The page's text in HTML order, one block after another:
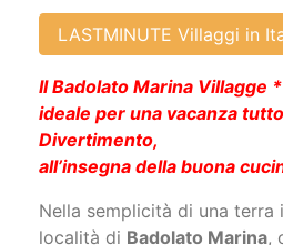
LASTMINUTE Villaggi in
Il Badolato Marina
ideale per una vacanza
Divertimento,
all’insegna della buona
Nella semplicità di una terra
località di Badolato Marina